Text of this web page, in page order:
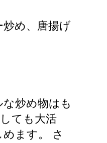
め、唐揚げ
炒め物はも
ても大活
ます。 さ